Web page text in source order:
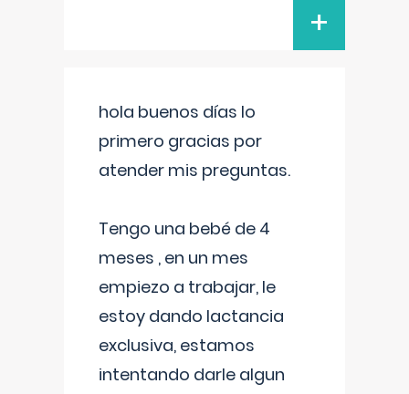
+
hola buenos días lo
primero gracias por
atender mis preguntas.
Tengo una bebé de 4
meses , en un mes
empiezo a trabajar, le
estoy dando lactancia
exclusiva, estamos
intentando darle algun